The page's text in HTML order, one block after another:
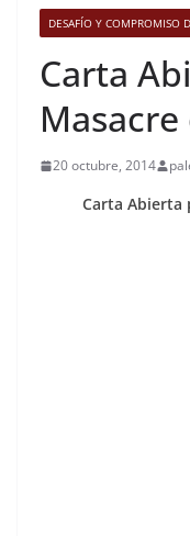
DESAFÍO Y COMPROMISO
Carta
20 octubre, 2014
Carta Abierta